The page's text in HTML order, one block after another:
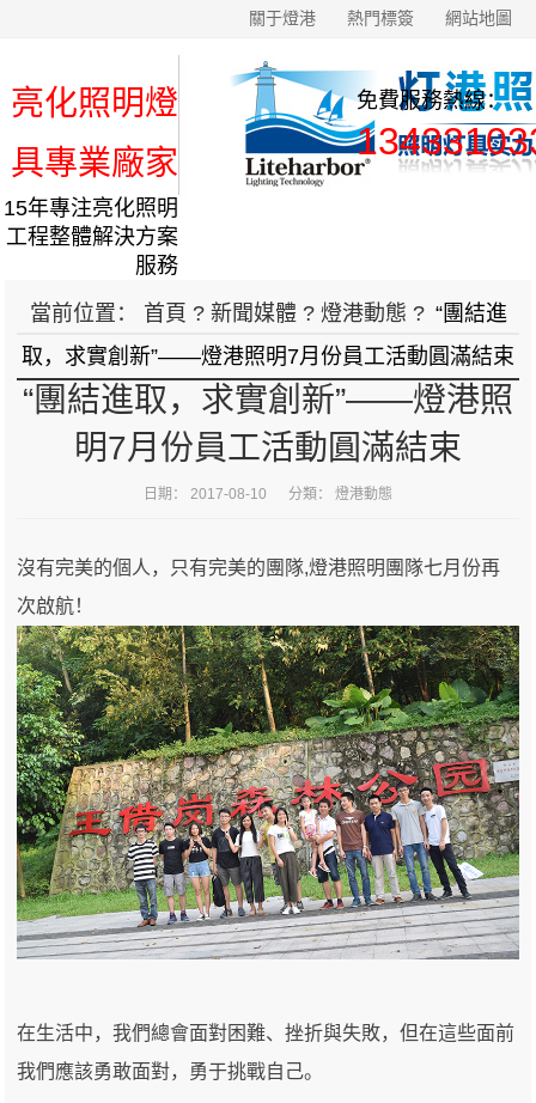
關于燈港 熱門標簽 網站地圖
亮化照明燈
具專業廠家
15年專注亮化照明
工程整體解決方案
服務
免費服務熱線：
當前位置： 首頁 ? 新聞媒體 ? 燈港動態 ? “團結進
取，求實創新”——燈港照明7月份員工活動圓滿結束
“團結進取，求實創新”——燈港照
明7月份員工活動圓滿結束
日期： 2017-08-10 分類： 燈港動態
沒有完美的個人，只有完美的團隊,燈港照明團隊七月份再
次啟航！
在生活中，我們總會面對困難、挫折與失敗，但在這些面前
我們應該勇敢面對，勇于挑戰自己。